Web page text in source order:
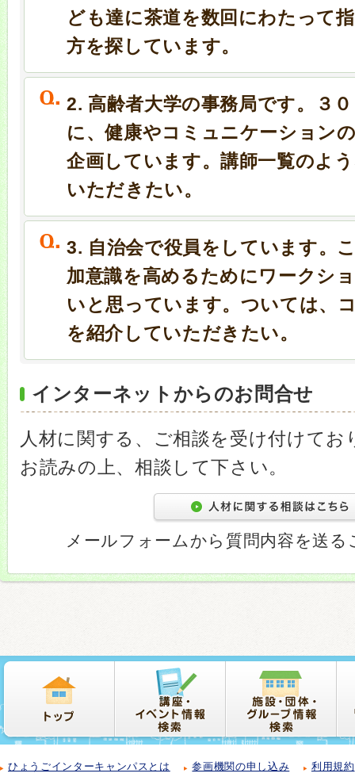
ども達に茶道を数回にわたって
方を探しています。
2. 高齢者大学の事務局です。３
に、健康やコミュニケーション
企画しています。講師一覧のよ
いただきたい。
3. 自治会で役員をしています。
加意識を高めるためにワークシ
いと思っています。ついては、
を紹介していただきたい。
インターネットからのお問合せ
人材に関する、ご相談を受け付けてお
お読みの上、相談して下さい。
メールフォームから質問内容を送
ひょうごインターキャンパスとは 参画機関の申し込み 利用規約